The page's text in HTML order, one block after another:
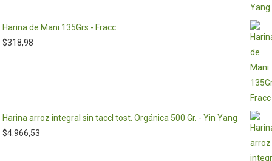
Harina de Mani 135Grs.- Fracc
$318,98
Harina arroz integral sin taccl tost. Orgánica 500 Gr. - Yin Yang
$4.966,53